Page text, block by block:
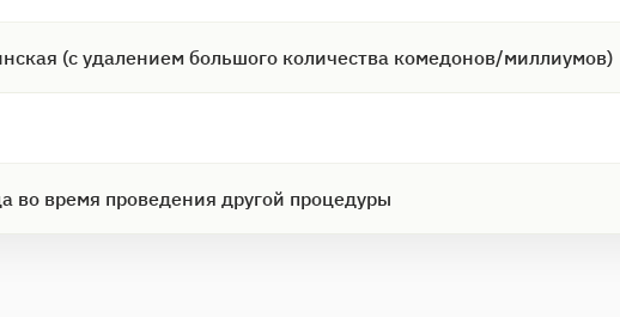
(с удалением большого количества комедонов/миллиумов)
во время проведения другой процедуры